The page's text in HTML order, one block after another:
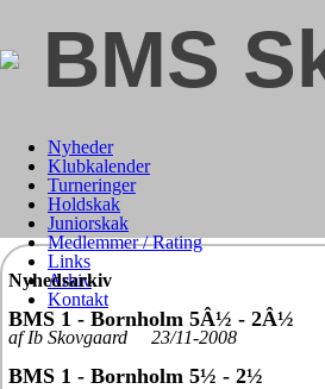
BMS
Nyheder
Klubkalender
Turneringer
Holdskak
Juniorskak
Medlemmer / Rating
Links
Arkiv
Kontakt
Nyhedsarkiv
BMS 1 - Bornholm 5Â½ - 2Â½
af Ib Skovgaard 23/11-2008
BMS 1 - Bornholm 5½ - 2½